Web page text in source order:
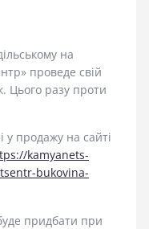
на
проведе свій
Цього разу проти
у продажу на сайті
kamyanets-
bukovina-
придбати при